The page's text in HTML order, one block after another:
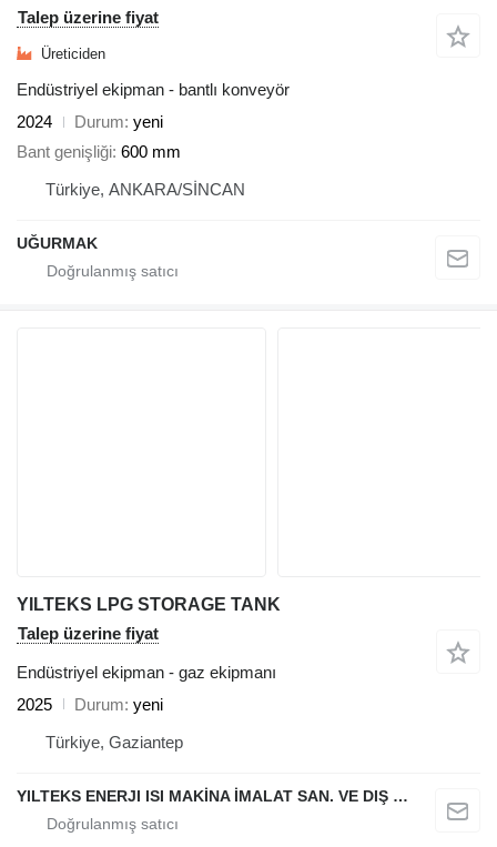
Talep üzerine fiyat
Üreticiden
Endüstriyel ekipman - bantlı konveyör
2024
Durum yeni
Bant genişliği 600 mm
Türkiye, ANKARA/SİNCAN
UĞURMAK
YILTEKS LPG STORAGE TANK
Talep üzerine fiyat
Endüstriyel ekipman - gaz ekipmanı
2025
Durum yeni
Türkiye, Gaziantep
YILTEKS ENERJI ISI MAKİNA İMALAT SAN. VE DIŞ TİC. LTD. ŞTİ.